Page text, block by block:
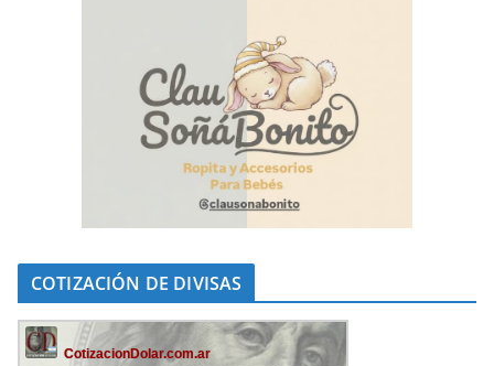
COTIZACIÓN DE DIVISAS